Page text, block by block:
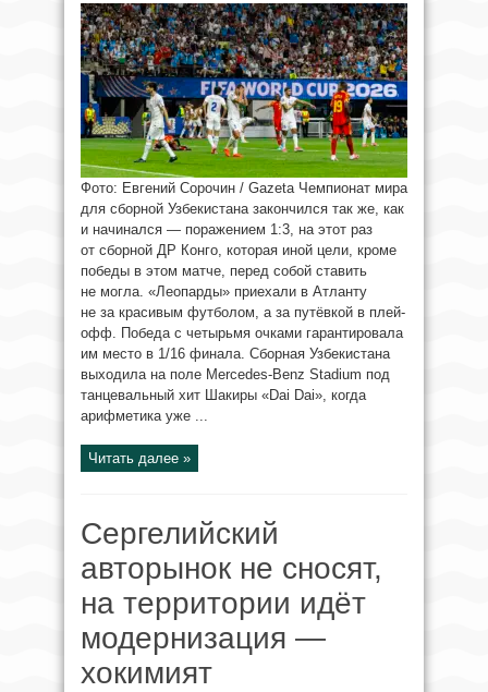
Фото: Евгений Сорочин / Gazeta Чемпионат мира
для сборной Узбекистана закончился так же, как
и начинался — поражением 1:3, на этот раз
от сборной ДР Конго, которая иной цели, кроме
победы в этом матче, перед собой ставить
не могла. «Леопарды» приехали в Атланту
не за красивым футболом, а за путёвкой в плей-
офф. Победа с четырьмя очками гарантировала
им место в 1/16 финала. Сборная Узбекистана
выходила на поле Mercedes-Benz Stadium под
танцевальный хит Шакиры «Dai Dai», когда
арифметика уже ...
Читать далее »
Сергелийский
авторынок не сносят,
на территории идёт
модернизация —
хокимият